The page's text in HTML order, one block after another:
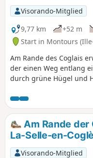
Visorando-Mitglied
9,77 km
+52 m
Start in Montours
Am Rande des Coglais
der einen Weg entlang
durch grüne Hügel und
Am Rande der
La-Selle-en-
Visorando-Mitglied